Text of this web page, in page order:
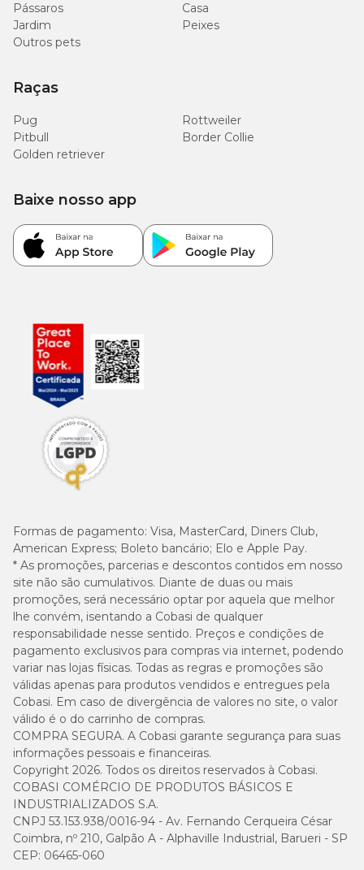
Pássaros
Casa
Jardim
Peixes
Outros pets
Raças
Pug
Rottweiler
Pitbull
Border Collie
Golden retriever
Formas de pagamento: Visa, MasterCard, Diners Club,
American Express; Boleto bancário; Elo e Apple Pay.
* As promoções, parcerias e descontos contidos em nosso
site não são cumulativos. Diante de duas ou mais
promoções, será necessário optar por aquela que melhor
lhe convém, isentando a Cobasi de qualquer
responsabilidade nesse sentido. Preços e condições de
pagamento exclusivos para compras via internet, podendo
variar nas lojas físicas. Todas as regras e promoções são
válidas apenas para produtos vendidos e entregues pela
Cobasi. Em caso de divergência de valores no site, o valor
válido é o do carrinho de compras.
COMPRA SEGURA. A Cobasi garante segurança para suas
informações pessoais e financeiras.
Copyright 2026. Todos os direitos reservados à Cobasi.
COBASI COMÉRCIO DE PRODUTOS BÁSICOS E
INDUSTRIALIZADOS S.A.
CNPJ 53.153.938/0016-94 - Av. Fernando Cerqueira César
Coimbra, nº 210, Galpão A - Alphaville Industrial, Barueri - SP
CEP: 06465-060
Baixe nosso app